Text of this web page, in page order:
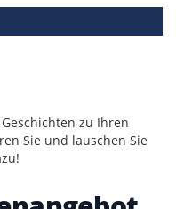
zu Ihren
Sie und lauschen Sie